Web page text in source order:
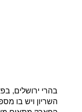
בהרי ירושלים,